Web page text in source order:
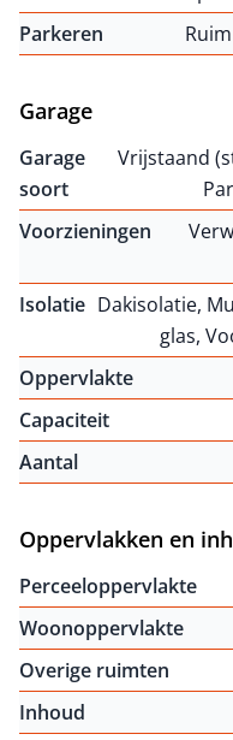
Parkeren
Garage
Garage
soort
Vrijstaand
Voorzieningen
Isolatie Dakisolatie,
glas,
Oppervlakte
Capaciteit
Aantal
Oppervlakken en
Perceeloppervlakte
Woonoppervlakte
Overige ruimten
Inhoud